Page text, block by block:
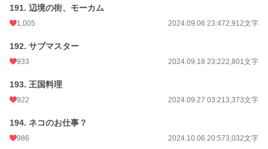
191. 辺境の街、モーカム
1,005 2024.09.06 23:472,912文字
192. サブマスター
933 2024.09.18 23:222,801文字
193. 王国料理
922 2024.09.27 03:213,373文字
194. ネコのお仕事？
986 2024.10.06 20:573,032文字